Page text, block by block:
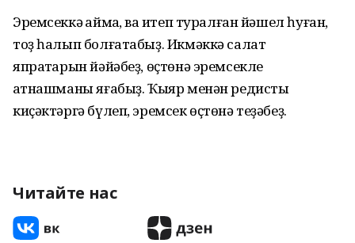
Эремсеккә ҡаймаҡ, ваҡ итеп туралған йәшел һуған,
тоҙ һалып болғатабыҙ. Икмәккә салат
япраҡтарын йәйәбеҙ, өҫтөнә эремсекле
ҡатнашманы яғабыҙ. Ҡыяр менән редисты
киҫәктәргә бүлеп, эремсек өҫтөнә теҙәбеҙ.
Читайте нас